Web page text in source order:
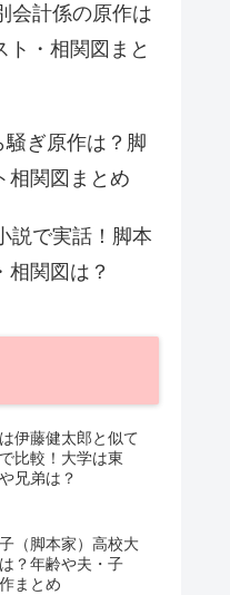
会計係の原作は
ト・相関図まと
騒ぎ原作は？脚
相関図まとめ
説で実話！脚本
相関図は？
伊藤健太郎と似て
比較！大学は東
兄弟は？
（脚本家）高校大
？年齢や夫・子
まとめ